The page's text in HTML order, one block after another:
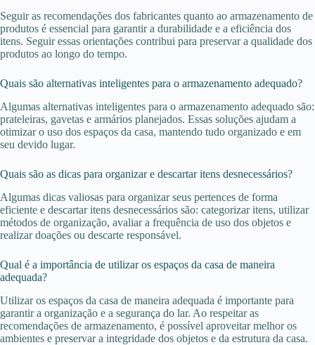
Seguir as recomendações dos fabricantes quanto ao armazenamento de
produtos é essencial para garantir a durabilidade e a eficiência dos
itens. Seguir essas orientações contribui para preservar a qualidade dos
produtos ao longo do tempo.
Quais são alternativas inteligentes para o armazenamento adequado?
Algumas alternativas inteligentes para o armazenamento adequado são:
prateleiras, gavetas e armários planejados. Essas soluções ajudam a
otimizar o uso dos espaços da casa, mantendo tudo organizado e em
seu devido lugar.
Quais são as dicas para organizar e descartar itens desnecessários?
Algumas dicas valiosas para organizar seus pertences de forma
eficiente e descartar itens desnecessários são: categorizar itens, utilizar
métodos de organização, avaliar a frequência de uso dos objetos e
realizar doações ou descarte responsável.
Qual é a importância de utilizar os espaços da casa de maneira
adequada?
Utilizar os espaços da casa de maneira adequada é importante para
garantir a organização e a segurança do lar. Ao respeitar as
recomendações de armazenamento, é possível aproveitar melhor os
ambientes e preservar a integridade dos objetos e da estrutura da casa.